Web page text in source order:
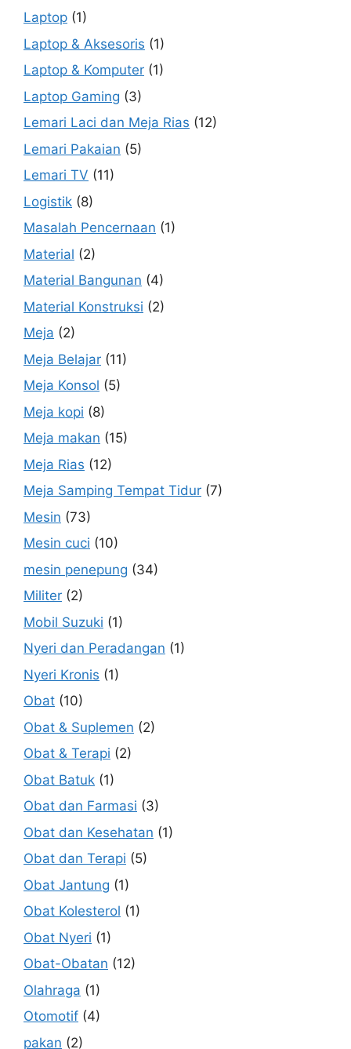
Laptop (1)
Laptop & Aksesoris (1)
Laptop & Komputer (1)
Laptop Gaming (3)
Lemari Laci dan Meja Rias (12)
Lemari Pakaian (5)
Lemari TV (11)
Logistik (8)
Masalah Pencernaan (1)
Material (2)
Material Bangunan (4)
Material Konstruksi (2)
Meja (2)
Meja Belajar (11)
Meja Konsol (5)
Meja kopi (8)
Meja makan (15)
Meja Rias (12)
Meja Samping Tempat Tidur (7)
Mesin (73)
Mesin cuci (10)
mesin penepung (34)
Militer (2)
Mobil Suzuki (1)
Nyeri dan Peradangan (1)
Nyeri Kronis (1)
Obat (10)
Obat & Suplemen (2)
Obat & Terapi (2)
Obat Batuk (1)
Obat dan Farmasi (3)
Obat dan Kesehatan (1)
Obat dan Terapi (5)
Obat Jantung (1)
Obat Kolesterol (1)
Obat Nyeri (1)
Obat-Obatan (12)
Olahraga (1)
Otomotif (4)
pakan (2)